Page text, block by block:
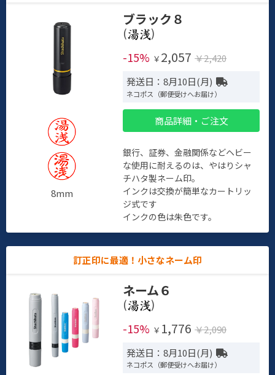
8mm
ブラック８
(
)
-15% ￥ 2,057 ￥2,420
発送日：8月10日(月)
ネコポス（郵便受けへお届け）
商品詳細・ご注文
銀行、証券、金融関係などヘビー
な使用に耐えるのは、やはりシャ
チハタ製ネーム印。
インクは交換が簡単なカートリッ
ジ式です
インクの色は朱色です。
訂正印に最適！小さなネーム印
ネーム６
(
)
-15% ￥ 1,776 ￥2,090
発送日：8月10日(月)
ネコポス（郵便受けへお届け）